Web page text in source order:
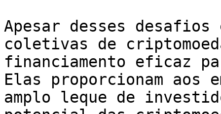
Apesar desses
coletivas de
financiamento eficaz
Elas proporcionam aos
amplo leque de